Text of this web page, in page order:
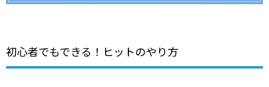
初心者でもできる！ヒットのやり方